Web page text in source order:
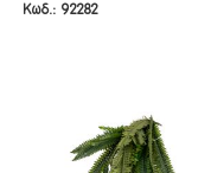
ΒΡΥΑ
ΒΡΥΑ
Κωδ.: 92282